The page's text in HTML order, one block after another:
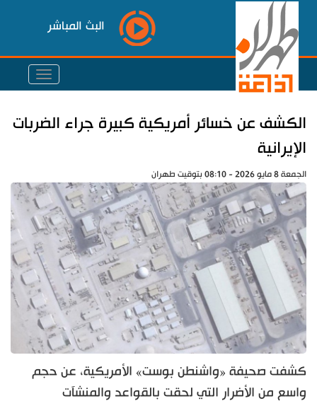
البث المباشر
الكشف عن خسائر أمريكية كبيرة جراء الضربات
الإيرانية
الجمعة 8 مايو 2026 - 08:10 بتوقيت طهران
كشفت صحيفة «واشنطن بوست» الأمريكية، عن حجم
واسع من الأضرار التي لحقت بالقواعد والمنشآت